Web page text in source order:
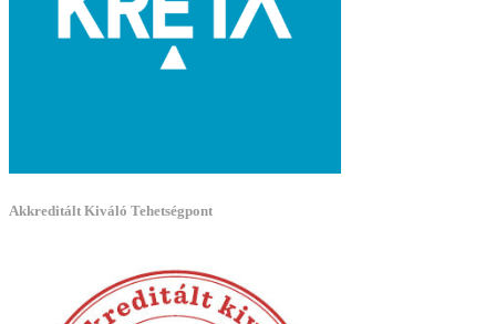
Akkreditált Kiváló Tehetségpont